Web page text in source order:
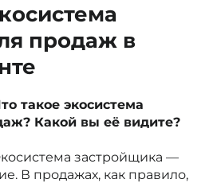
продаж в
такое экосистема
Какой вы её видите?
застройщика —
В продажах, как правило,